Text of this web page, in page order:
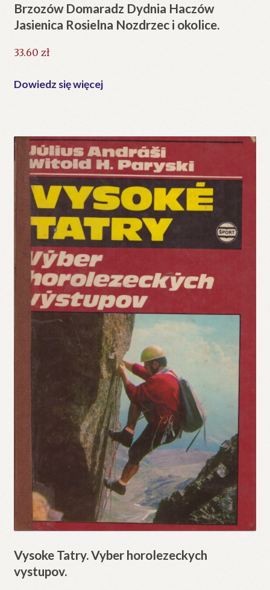
Brzozów Domaradz Dydnia Haczów
Jasienica Rosielna Nozdrzec i okolice.
33.60 zł
Dowiedz się więcej
Vysoke Tatry. Vyber horolezeckych
vystupov.